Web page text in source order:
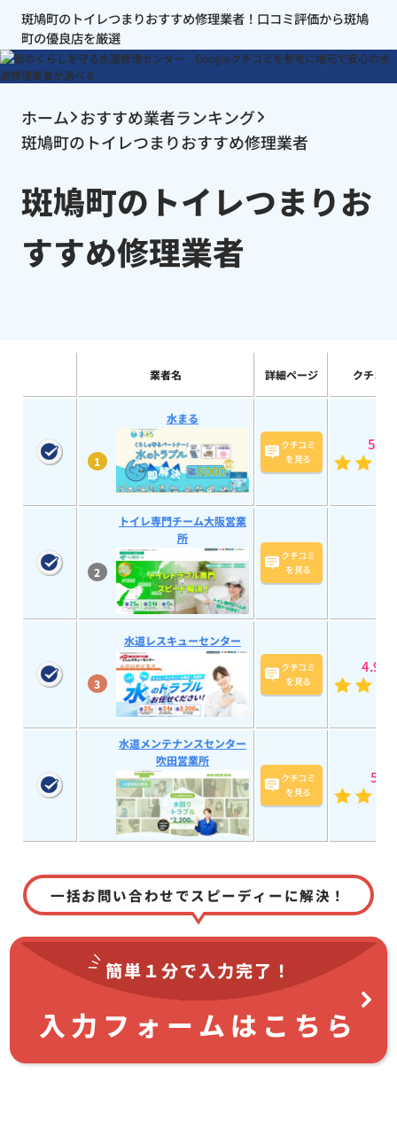
斑鳩町のトイレつまりおすすめ修理業者！口コミ評価から斑鳩
町の優良店を厳選
ホーム おすすめ業者ランキング
斑鳩町のトイレつまりおすすめ修理業者
斑鳩町のトイレつまりお
すすめ修理業者
業者名 詳細ページ クチコ
1
水まる
クチコミ
を見る
5
2
トイレ専門チーム大阪営業
所
クチコミ
を見る
3
水道レスキューセンター
クチコミ
を見る
4.9
水道メンテナンスセンター
吹田営業所
クチコミ
を見る
5
一括お問い合わせでスピーディーに解決！
簡単１分で入力完了！
入力フォームはこちら